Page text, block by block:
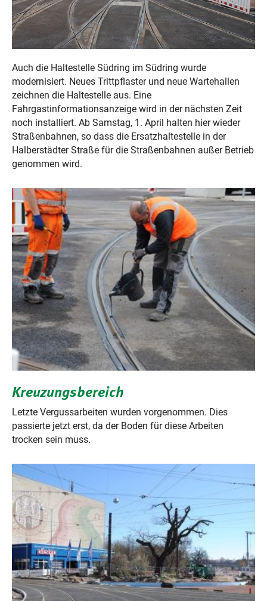
Auch die Haltestelle Südring im Südring wurde
modernisiert. Neues Trittpflaster und neue Wartehallen
zeichnen die Haltestelle aus. Eine
Fahrgastinformationsanzeige wird in der nächsten Zeit
noch installiert. Ab Samstag, 1. April halten hier wieder
Straßenbahnen, so dass die Ersatzhaltestelle in der
Halberstädter Straße für die Straßenbahnen außer Betrieb
genommen wird.
Kreuzungsbereich
Letzte Vergussarbeiten wurden vorgenommen. Dies
passierte jetzt erst, da der Boden für diese Arbeiten
trocken sein muss.